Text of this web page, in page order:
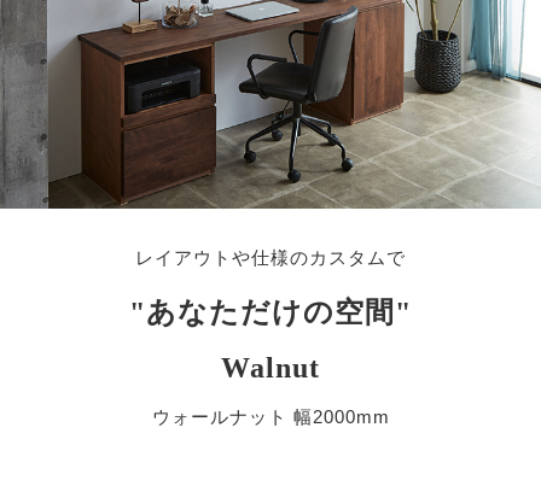
レイアウトや仕様のカスタムで
"あなただけの空間"
Walnut
ウォールナット 幅2000mm